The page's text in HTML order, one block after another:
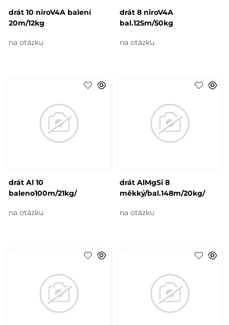
drát 10 niroV4A balení
20m/12kg
na otázku
drát 8 niroV4A
bal.125m/50kg
na otázku
drát Al 10
baleno100m/21kg/
na otázku
drát AlMgSi 8
měkký/bal.148m/20kg/
na otázku